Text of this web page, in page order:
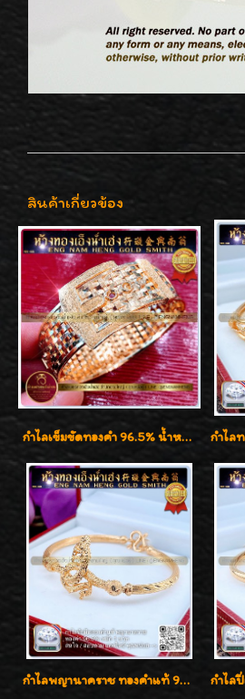
สินค้าเกี่ยวข้อง
กำไลเข็มขัดทองคำ 96.5% น้ำหนัก 3 บาท หรูหรา สวยมากๆค่ะ
กำไลพญานาคราช ทองคำแท้ 96.5% น้ำหนัก 1 บาท เสริมสิริมงคล